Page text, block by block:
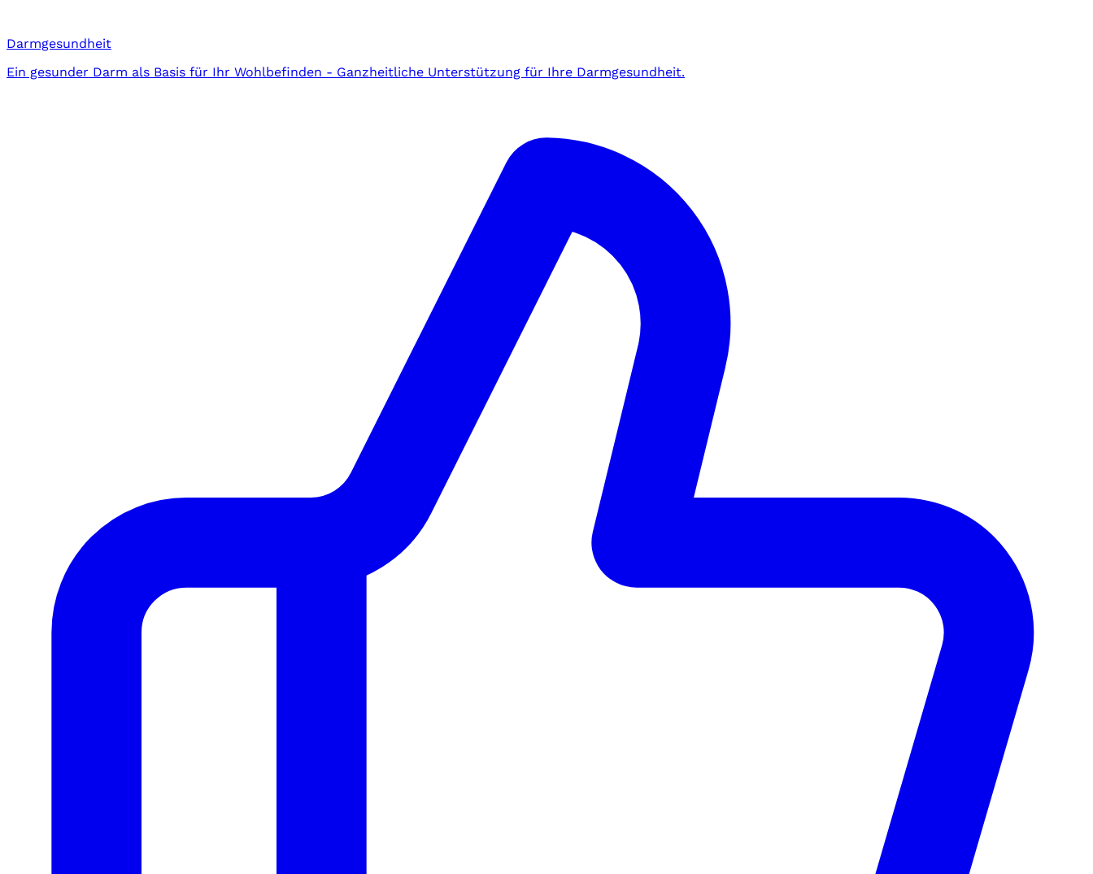
Darmgesundheit
Ein gesunder Darm als Basis für Ihr Wohlbefinden - Ganzheitliche Unterstützung für Ihre Darmgesundheit.